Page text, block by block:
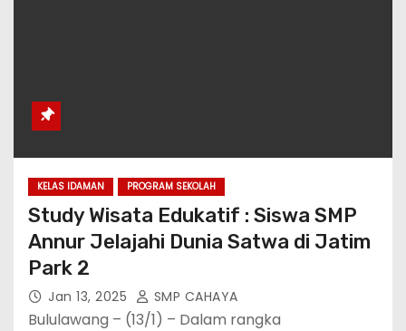
KELAS IDAMAN PROGRAM SEKOLAH
Study Wisata Edukatif : Siswa SMP
Annur Jelajahi Dunia Satwa di Jatim
Park 2
Jan 13, 2025 SMP CAHAYA
Bululawang – (13/1) – Dalam rangka